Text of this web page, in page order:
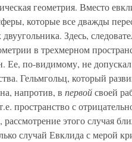
геометрия. Вместо
которые все дважды
Здесь,
в трехмерном
Ее, по-видимому, не
Гельмгольц, который
напротив, в первойсвоей
пространство с
рассмотрение этого случая
случай Евклида с мерой